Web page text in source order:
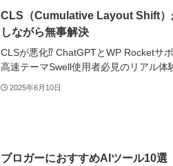
CLS（Cumulative Layout Shift）
しながら無事解決
CLSが悪化⁉ ChatGPTとWP Rocketサ
高速テーマSwell使用者必見のリアル体
2025年6月10日
ブロガーにおすすめAIツール10選